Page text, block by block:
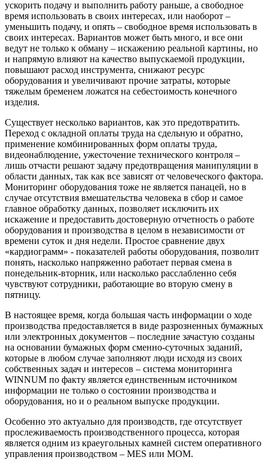
ускорить подачу и выполнить работу раньше, а свободное
время использовать в своих интересах, или наоборот –
уменьшить подачу, и опять – свободное время использовать в
своих интересах. Вариантов может быть много, и все они
ведут не только к обману – искажению реальной картины, но
и напрямую влияют на качество выпускаемой продукции,
повышают расход инструмента, снижают ресурс
оборудования и увеличивают прочие затраты, которые
тяжелым бременем ложатся на себестоимость конечного
изделия.
Существует несколько вариантов, как это предотвратить.
Переход с окладной оплаты труда на сдельную и обратно,
применение комбинированных форм оплаты труда,
видеонаблюдение, ужесточение технического контроля –
лишь отчасти решают задачу предотвращения манипуляции в
области данных, так как все зависят от человеческого фактора.
Мониторинг оборудования тоже не является панацей, но в
случае отсутствия вмешательства человека в сбор и самое
главное обработку данных, позволяет исключить их
искажение и предоставить достоверную отчетность о работе
оборудования и производства в целом в независимости от
времени суток и дня недели. Простое сравнение двух
«кардиограмм» - показателей работы оборудования, позволит
понять, насколько напряженно работает первая смена в
понедельник-вторник, или насколько расслабленно себя
чувствуют сотрудники, работающие во вторую смену в
пятницу.
В настоящее время, когда большая часть информации о ходе
производства предоставляется в виде разрозненных бумажных
или электронных документов – последние зачастую созданы
на основании бумажных форм сменно-суточных заданий,
которые в любом случае заполняют люди исходя из своих
собственных задач и интересов – система мониторинга
WINNUM по факту является единственным источником
информации не только о состоянии производства и
оборудования, но и о реальном выпуске продукции.
Особенно это актуально для производств, где отсутствует
прослеживаемость производственного процесса, которая
является одним из краеугольных камней систем оперативного
управления производством – MES или MOM.